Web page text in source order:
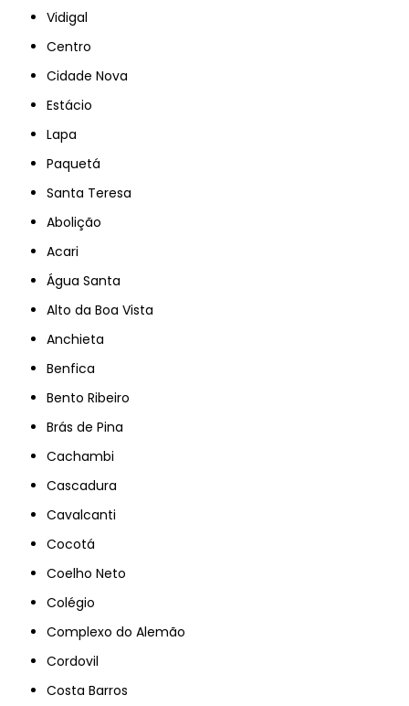
Vidigal
Centro
Cidade Nova
Estácio
Lapa
Paquetá
Santa Teresa
Abolição
Acari
Água Santa
Alto da Boa Vista
Anchieta
Benfica
Bento Ribeiro
Brás de Pina
Cachambi
Cascadura
Cavalcanti
Cocotá
Coelho Neto
Colégio
Complexo do Alemão
Cordovil
Costa Barros